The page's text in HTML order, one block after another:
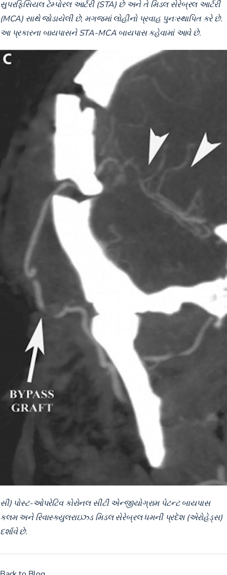
સુપરફિસિયલ ટેમ્પોરલ આર્ટરી (STA) છે અને તે મિડલ સેરેબ્રલ આર્ટરી
(MCA) સાથે જોડાયેલી છે, મગજમાં લોહીનો પ્રવાહ પુનઃસ્થાપિત કરે છે.
આ પ્રકારના બાયપાસને STA-MCA બાયપાસ કહેવામાં આવે છે.
સી) પોસ્ટ-ઓપરેટિવ કોરોનલ સીટી એન્જીયોગ્રામ પેટન્ટ બાયપાસ
કલમ અને રિવાસ્ક્યુલરાઇઝ્ડ મિડલ સેરેબ્રલ ધમની પ્રદેશ (એરોહેડ્સ)
દર્શાવે છે.